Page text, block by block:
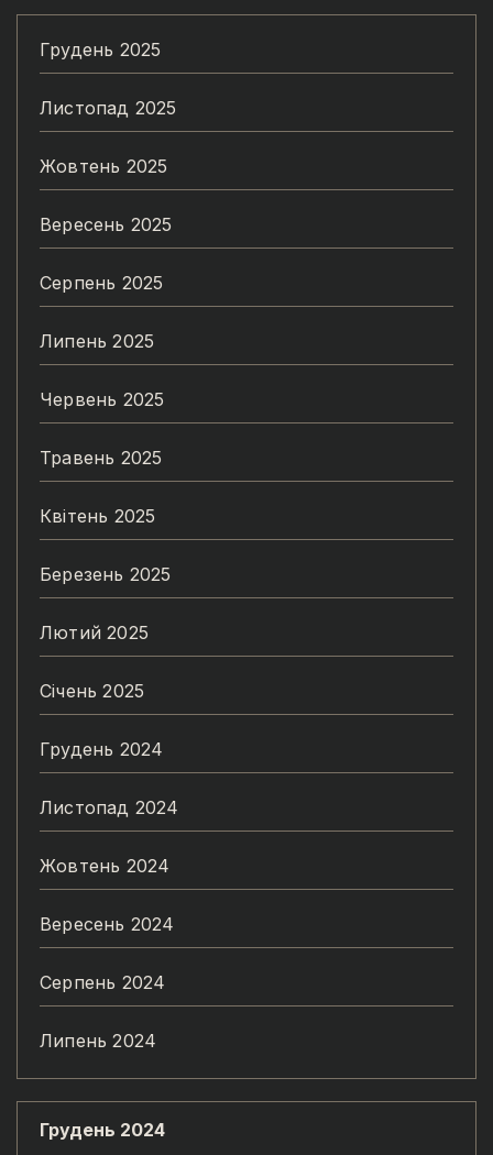
Грудень 2025
Листопад 2025
Жовтень 2025
Вересень 2025
Серпень 2025
Липень 2025
Червень 2025
Травень 2025
Квітень 2025
Березень 2025
Лютий 2025
Січень 2025
Грудень 2024
Листопад 2024
Жовтень 2024
Вересень 2024
Серпень 2024
Липень 2024
Грудень 2024